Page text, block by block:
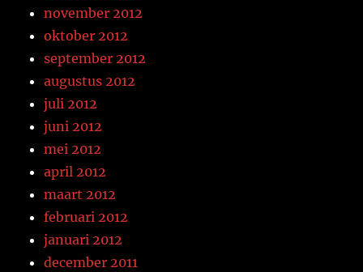
november 2012
oktober 2012
september 2012
augustus 2012
juli 2012
juni 2012
mei 2012
april 2012
maart 2012
februari 2012
januari 2012
december 2011